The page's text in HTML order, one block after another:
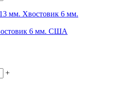
6 мм. США
+